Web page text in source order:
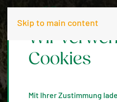
Skip to main content
Wir
Cookies
Mit Ihrer Zustimmung